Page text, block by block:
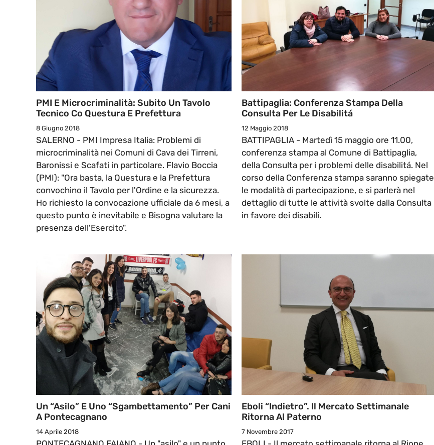
PMI E Microcriminalità: Subito Un Tavolo
Tecnico Co Questura E Prefettura
8 Giugno 2018
SALERNO - PMI Impresa Italia: Problemi di
microcriminalità nei Comuni di Cava dei Tirreni,
Baronissi e Scafati in particolare. Flavio Boccia
(PMI): "Ora basta, la Questura e la Prefettura
convochino il Tavolo per l'Ordine e la sicurezza.
Ho richiesto la convocazione ufficiale da 6 mesi, a
questo punto è inevitabile e Bisogna valutare la
presenza dell'Esercito".
Battipaglia: Conferenza Stampa Della
Consulta Per Le Disabilitá
12 Maggio 2018
BATTIPAGLIA - Martedì 15 maggio ore 11.00,
conferenza stampa al Comune di Battipaglia,
della Consulta per i problemi delle disabilitá. Nel
corso della Conferenza stampa saranno spiegate
le modalità di partecipazione, e si parlerà nel
dettaglio di tutte le attività svolte dalla Consulta
in favore dei disabili.
Un “asilo” E Uno “sgambettamento” Per Cani
A Pontecagnano
14 Aprile 2018
Eboli “indietro”. Il Mercato Settimanale
Ritorna Al Paterno
7 Novembre 2017